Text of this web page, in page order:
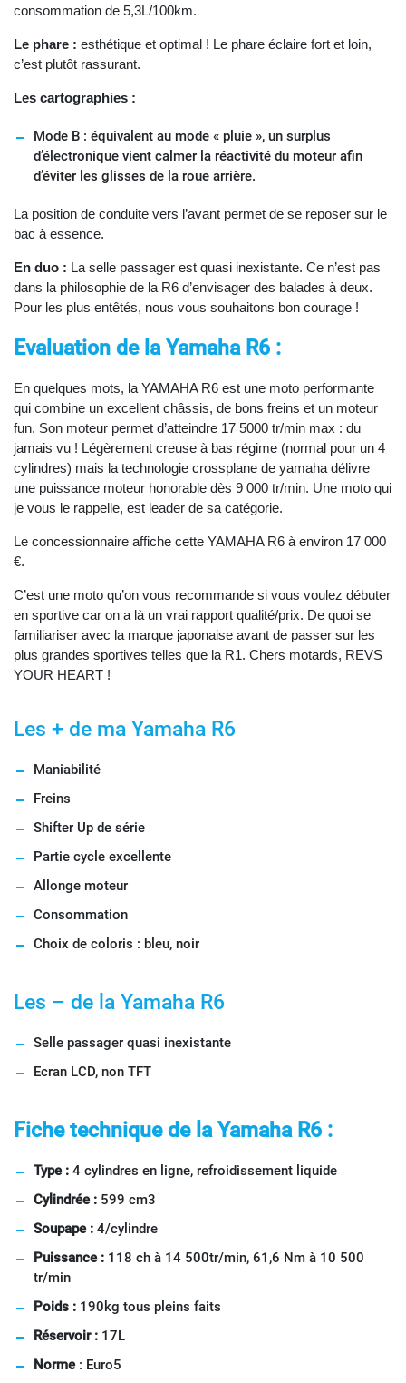
consommation de 5,3L/100km.
Le phare : esthétique et optimal ! Le phare éclaire fort et loin,
c’est plutôt rassurant.
Les cartographies :
Mode B : équivalent au mode « pluie », un surplus
d’électronique vient calmer la réactivité du moteur afin
d’éviter les glisses de la roue arrière.
La position de conduite vers l’avant permet de se reposer sur le
bac à essence.
En duo : La selle passager est quasi inexistante. Ce n’est pas
dans la philosophie de la R6 d’envisager des balades à deux.
Pour les plus entêtés, nous vous souhaitons bon courage !
Evaluation de la Yamaha R6 :
En quelques mots, la YAMAHA R6 est une moto performante
qui combine un excellent châssis, de bons freins et un moteur
fun. Son moteur permet d’atteindre 17 5000 tr/min max : du
jamais vu ! Légèrement creuse à bas régime (normal pour un 4
cylindres) mais la technologie crossplane de yamaha délivre
une puissance moteur honorable dès 9 000 tr/min. Une moto qui
je vous le rappelle, est leader de sa catégorie.
Le concessionnaire affiche cette YAMAHA R6 à environ 17 000
€.
C’est une moto qu’on vous recommande si vous voulez débuter
en sportive car on a là un vrai rapport qualité/prix. De quoi se
familiariser avec la marque japonaise avant de passer sur les
plus grandes sportives telles que la R1. Chers motards, REVS
YOUR HEART !
Les + de ma Yamaha R6
Maniabilité
Freins
Shifter Up de série
Partie cycle excellente
Allonge moteur
Consommation
Choix de coloris : bleu, noir
Les – de la Yamaha R6
Selle passager quasi inexistante
Ecran LCD, non TFT
Fiche technique de la Yamaha R6 :
Type : 4 cylindres en ligne, refroidissement liquide
Cylindrée : 599 cm3
Soupape : 4/cylindre
Puissance : 118 ch à 14 500tr/min, 61,6 Nm à 10 500
tr/min
Poids : 190kg tous pleins faits
Réservoir : 17L
Norme: Euro5